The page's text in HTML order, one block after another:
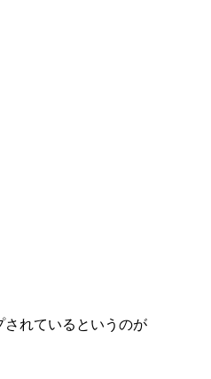
されているというのが